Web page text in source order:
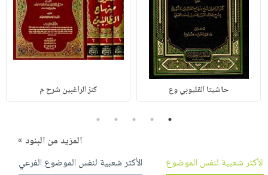
حاشيتا القليوبي وع كنز الراغبين شرح م
1
2
3
4
5
المزيد من البنود »
الأكثر شعبية لنفس الموضوع
الأكثر شعبية لنفس الموضوع الفرعي